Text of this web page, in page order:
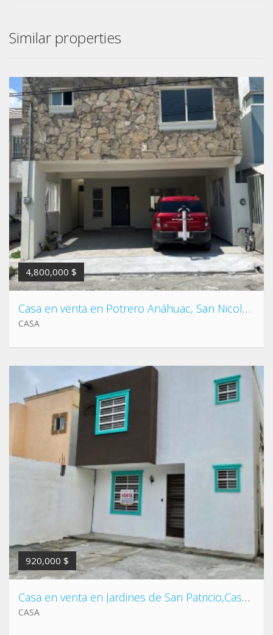
Similar properties
4,800,000 $
Casa en venta en Potrero Anáhuac, San Nicolás.
CASA
920,000 $
Casa en venta en Jardines de San Patricio,Casa en venta en Apodaca, casa en Privada Jardines de San Patricio, Ruiz Cortinez
CASA